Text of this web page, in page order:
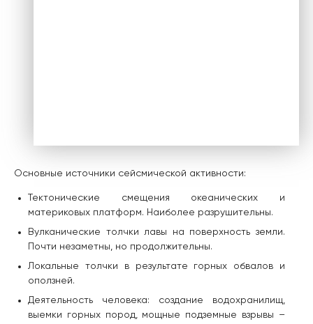
Основные источники сейсмической активности:
Тектонические смещения океанических и
материковых платформ. Наиболее разрушительны.
Вулканические толчки лавы на поверхность земли.
Почти незаметны, но продолжительны.
Локальные толчки в результате горных обвалов и
оползней.
Деятельность человека: создание водохранилищ,
выемки горных пород, мощные подземные взрывы –